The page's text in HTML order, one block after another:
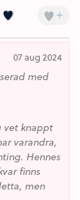
Kärlek (1) +
07 aug 2024
med
vet knappt
varandra,
Hennes
finns
men